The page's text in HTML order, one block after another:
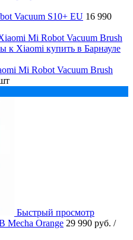
Vacuum S10+ EU 16 990
Mi Robot Vacuum Brush
Быстрый просмотр
Mecha Orange 29 990 руб. /